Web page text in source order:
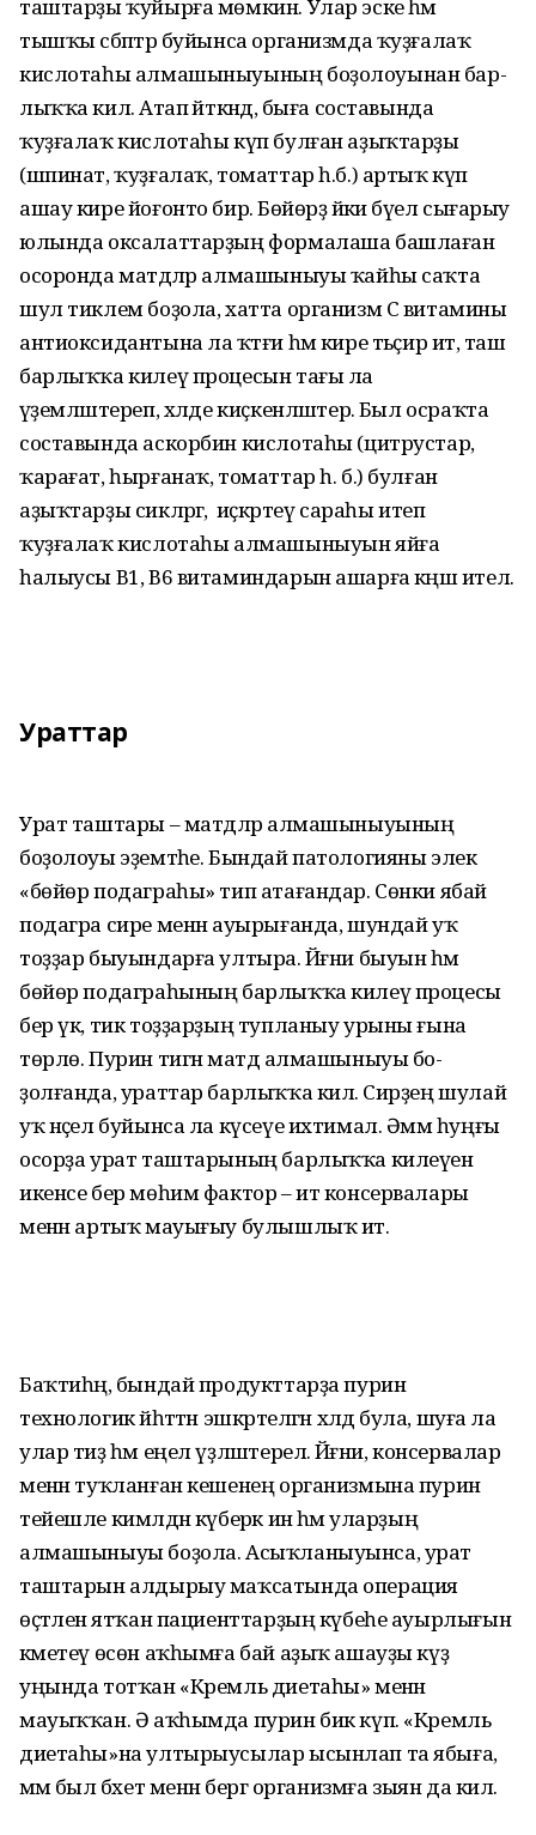
таштарҙы ҡуйырға мөмкин. Улар эске һәм
тышҡы сәбәптәр буйынса организмда ҡуҙғалаҡ
кислотаһы алма­шыныуының боҙолоуынан бар­
лыҡҡа килә. Атап әйткәндә, быға составында
ҡуҙғалаҡ кислотаһы күп булған аҙыҡтарҙы
(шпинат, ҡуҙғалаҡ, томаттар һ.б.) артыҡ күп
ашау кире йоғонто бирә. Бөйөрҙә йәки бәүел сығарыу
юлында оксалаттар­ҙың формалаша баш­лаған
осоронда матдәләр алмашыныуы ҡайһы саҡта
шул тиклем боҙола, хатта организм С витамины
антиоксидантына ла ҡәтғи һәм кире тәьҫир итә, таш
барлыҡҡа килеү процесын тағы ла
әүҙемләштереп, хәлде киҫкен­ләштерә. Был осраҡта
составында аскорбин кислотаһы (цитрустар,
ҡарағат, һырғанаҡ, томаттар һ. б.) булған
аҙыҡтарҙы сикләргә, ә иҫкәртеү сараһы итеп
ҡуҙғалаҡ кислотаһы алмашыныуын яйға
һалыусы В1, В6 витаминдарын ашарға кәңәш ителә.
Ураттар
Урат таштары – матдәләр ал­машыныуының
боҙолоуы эҙем­тәһе. Бындай патологияны элек
«бөйөр подаграһы» тип атағандар. Сөнки ябай
подагра сире менән ауырығанда, шундай уҡ
тоҙҙар быуындарға ултыра. Йәғни быуын һәм
бөйөр подаграһының бар­лыҡҡа килеү процесы
бер үк, тик тоҙҙарҙың туп­ланыу урыны ғына
төрлө. Пурин тигән матдә алмашыныуы бо­
ҙолғанда, ураттар бар­лыҡҡа килә. Сирҙең шулай
уҡ нәҫел буйынса ла күсеүе ихтимал. Әммә һуңғы
осорҙа урат таш­тарының барлыҡҡа килеүенә
икенсе бер мөһим фактор – ит консервалары
менән артыҡ мауығыу булышлыҡ итә.
Баҡтиһәң, бындай продукттарҙа пурин
технологик йәһәттән эш­кәртелгән хәлдә була, шуға ла
улар тиҙ һәм еңел үҙләштерелә. Йәғни, консервалар
менән туҡ­ланған кешенең организмына пурин
тейешле кимәлдән күберәк инә һәм уларҙың
алмашыныуы боҙола. Асыҡланыуынса, урат
таштарын алдырыу маҡсатында операция
өҫтәленә ятҡан пациент­тарҙың күбеһе ауырлығын
кәметеү өсөн аҡһымға бай аҙыҡ ашауҙы күҙ
уңында тотҡан «Кремль диетаһы» менән
мауыҡҡан. Ә аҡһымда пурин бик күп. «Кремль
диета­һы»на ултырыусылар ысынлап та ябыға,
әммә был бәхет менән бергә организмға зыян да килә.